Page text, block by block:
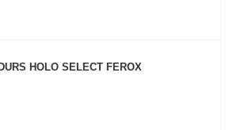
HOLO SELECT FEROX